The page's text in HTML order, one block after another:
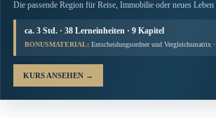
Die passende Region für Reise, Immobilie oder neues Leben
ca. 3 Std. · 38 Lerneinheiten · 9 Kapitel
BONUSMATERIAL: Entscheidungsordner und Vergleichsmatrix
KURS ANSEHEN →